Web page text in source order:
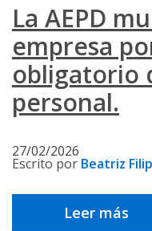
La AEPD
empresa
obligatorio
personal.
27/02/2026
Escrito por Beatriz
Leer más